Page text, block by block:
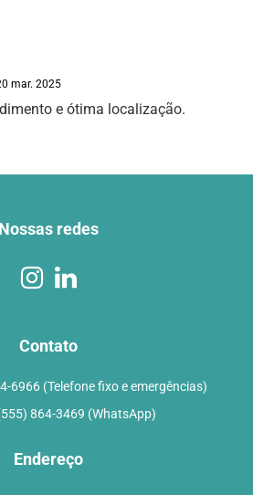
mar. 2025
e ótima localização.
Nossas redes
Contato
6966 (Telefone fixo e emergências)
864-3469 (WhatsApp)
Endereço